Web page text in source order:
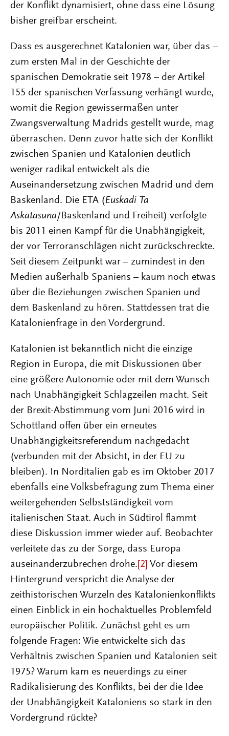
der Konflikt dynamisiert, ohne dass eine Lösung
bisher greifbar erscheint.
Dass es ausgerechnet Katalonien war, über das –
zum ersten Mal in der Geschichte der
spanischen Demokratie seit 1978 – der Artikel
155 der spanischen Verfassung verhängt wurde,
womit die Region gewissermaßen unter
Zwangsverwaltung Madrids gestellt wurde, mag
überraschen. Denn zuvor hatte sich der Konflikt
zwischen Spanien und Katalonien deutlich
weniger radikal entwickelt als die
Auseinandersetzung zwischen Madrid und dem
Baskenland. Die ETA (Euskadi Ta
Askatasuna/Baskenland und Freiheit) verfolgte
bis 2011 einen Kampf für die Unabhängigkeit,
der vor Terroranschlägen nicht zurückschreckte.
Seit diesem Zeitpunkt war – zumindest in den
Medien außerhalb Spaniens – kaum noch etwas
über die Beziehungen zwischen Spanien und
dem Baskenland zu hören. Stattdessen trat die
Katalonienfrage in den Vordergrund.
Katalonien ist bekanntlich nicht die einzige
Region in Europa, die mit Diskussionen über
eine größere Autonomie oder mit dem Wunsch
nach Unabhängigkeit Schlagzeilen macht. Seit
der Brexit-Abstimmung vom Juni 2016 wird in
Schottland offen über ein erneutes
Unabhängigkeitsreferendum nachgedacht
(verbunden mit der Absicht, in der EU zu
bleiben). In Norditalien gab es im Oktober 2017
ebenfalls eine Volksbefragung zum Thema einer
weitergehenden Selbstständigkeit vom
italienischen Staat. Auch in Südtirol flammt
diese Diskussion immer wieder auf. Beobachter
verleitete das zu der Sorge, dass Europa
auseinanderzubrechen drohe. [2] Vor diesem
Hintergrund verspricht die Analyse der
zeithistorischen Wurzeln des Katalonienkonflikts
einen Einblick in ein hochaktuelles Problemfeld
europäischer Politik. Zunächst geht es um
folgende Fragen: Wie entwickelte sich das
Verhältnis zwischen Spanien und Katalonien seit
1975? Warum kam es neuerdings zu einer
Radikalisierung des Konflikts, bei der die Idee
der Unabhängigkeit Kataloniens so stark in den
Vordergrund rückte?